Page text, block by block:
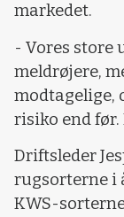
markedet.
- Vores
meldrøjere,
modtagelige,
risiko end
Driftsleder
rugsorterne i
KWS-